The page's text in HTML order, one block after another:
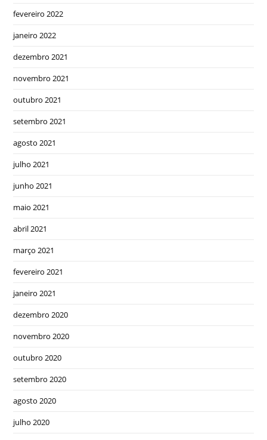
fevereiro 2022
janeiro 2022
dezembro 2021
novembro 2021
outubro 2021
setembro 2021
agosto 2021
julho 2021
junho 2021
maio 2021
abril 2021
março 2021
fevereiro 2021
janeiro 2021
dezembro 2020
novembro 2020
outubro 2020
setembro 2020
agosto 2020
julho 2020